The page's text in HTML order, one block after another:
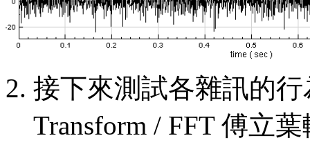
接下來測試各雜訊的行
Transform / FFT 傅立